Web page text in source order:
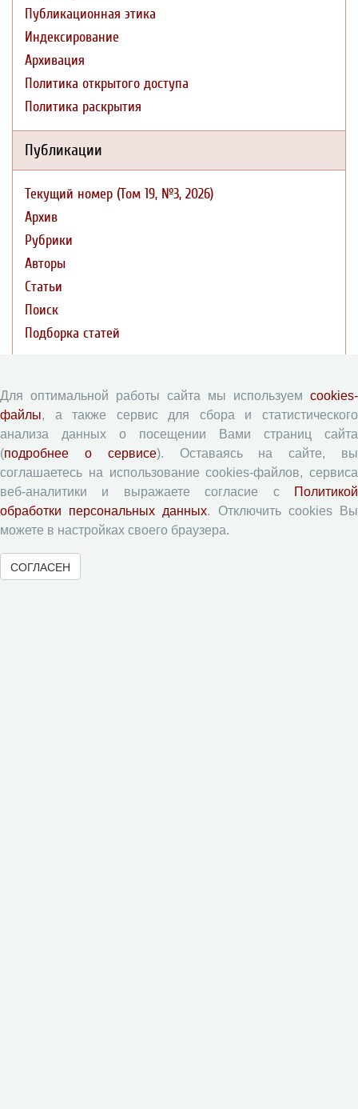
Публикационная этика
Индексирование
Архивация
Политика открытого доступа
Политика раскрытия
Публикации
Текущий номер (Том 19, №3, 2026)
Архив
Рубрики
Авторы
Статьи
Поиск
Подборка статей
Правила для авторов
Типовой лицензионный договор
Согласие на обработку персональных данных
Авторские права
Приватность
Рецензентам
Для оптимальной работы сайта мы используем cookies-
файлы, а также сервис для сбора и статистического
анализа данных о посещении Вами страниц сайта
(подробнее о сервисе). Оставаясь на сайте, вы
соглашаетесь на использование cookies-файлов, сервиса
веб-аналитики и выражаете согласие с
Политикой
обработки персональных данных. Отключить cookies Вы
можете в настройках своего браузера.
СОГЛАСЕН